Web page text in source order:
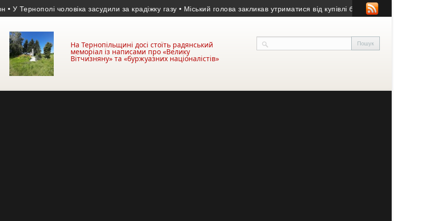
чоловіка засудили за крадіжку газу • Міський голова закликав утриматися від купівлі будівлі у Чорткові (фото)
На Тернопільщині досі стоїть радянський
меморіал із написами про «Велику
Вітчизняну» та «буржуазних націоналістів»